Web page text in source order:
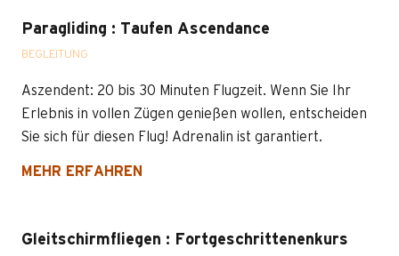
Paragliding : Taufen Ascendance
BEGLEITUNG
Aszendent: 20 bis 30 Minuten Flugzeit. Wenn Sie Ihr
Erlebnis in vollen Zügen genießen wollen, entscheiden
Sie sich für diesen Flug! Adrenalin ist garantiert.
MEHR ERFAHREN
Gleitschirmfliegen : Fortgeschrittenenkurs